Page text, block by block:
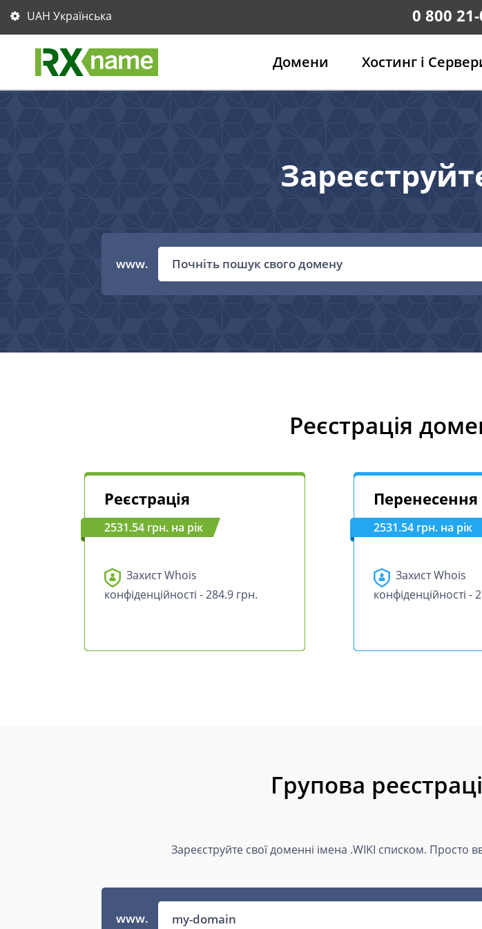
UAH Українська 0 800
Домени Хостинг і
www.
Реєстрація
Реєстрація
2531.54 грн. на рік
Захист Whois
конфіденційності - 284.9 грн.
Перенесення
2531.54 грн. на рік
Захист Whois
конфіденційності -
Групова
Зареєструйте свої доменні імена .WIKI списком. Просто
www.